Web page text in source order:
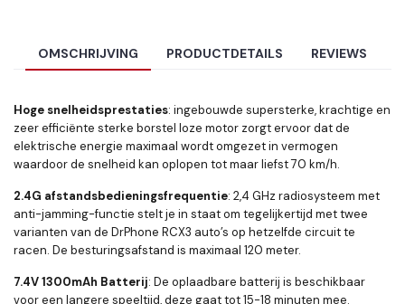
OMSCHRIJVING PRODUCTDETAILS REVIEWS
Hoge snelheidsprestaties: ingebouwde supersterke, krachtige en
zeer efficiënte sterke borstel loze motor zorgt ervoor dat de
elektrische energie maximaal wordt omgezet in vermogen
waardoor de snelheid kan oplopen tot maar liefst 70 km/h.
2.4G afstandsbedieningsfrequentie: 2,4 GHz radiosysteem met
anti-jamming-functie stelt je in staat om tegelijkertijd met twee
varianten van de DrPhone RCX3 auto’s op hetzelfde circuit te
racen. De besturingsafstand is maximaal 120 meter.
7.4V 1300mAh Batterij: De oplaadbare batterij is beschikbaar
voor een langere speeltijd, deze gaat tot 15-18 minuten mee.